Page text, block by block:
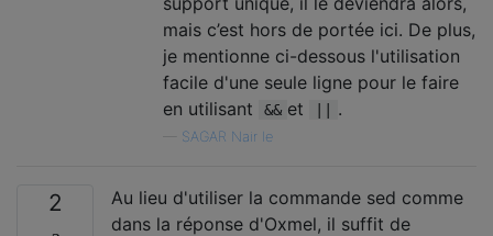
mais c’est hors de portée ici. De plus,
je mentionne ci-dessous l'utilisation
facile d'une seule ligne pour le faire
en utilisant
&& et .
SAGAR Nair le
2
Au lieu d'utiliser la commande sed comme
dans la réponse d'Oxmel, il suffit de